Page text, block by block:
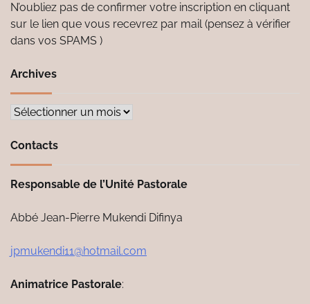
N’oubliez pas de confirmer votre inscription en cliquant
sur le lien que vous recevrez par mail (pensez à vérifier
dans vos SPAMS )
Archives
Archives
Contacts
Responsable de l’Unité Pastorale
Abbé Jean-Pierre Mukendi Difinya
jpmukendi11@hotmail.com
Animatrice Pastorale: